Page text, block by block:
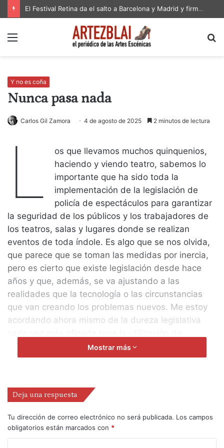
El Festival Retina da el salto a Barcelona y Madrid y firma su edición más ambiciosa en Zaragoza
Menú
Y no es coña
Nunca pasa nada
Carlos Gil Zamora 4 de agosto de 2025 2 minutos de lectura
L
os que llevamos muchos quinquenios,
haciendo y viendo teatro, sabemos lo
importante que ha sido toda la
implementación de la legislación de
policía de espectáculos para garantizar
la seguridad de los públicos y los trabajadores de
los teatros, salas y lugares donde se realizan
eventos de toda índole. Es algo que se nos olvida,
que parece que se toman las medidas por inercia,
pero es cierto que existe legislación desde hace
años y que, además, se va ajustando a las
realidades que la tecnología o las circunstancias
que van creando los problemas nuevos. Me estoy
acordando ahora mismo de la dureza legislativa
pirotecnia en espectáculos de calle. Y así hasta lo
más inverosímil, casi siempre fruto de alguna
legisladores y los técnicos especializados en este
tipo de seguridad.
Hay salas y teatros en los que al entrar paso unos
segundos o minutos con cierta ansiedad debido a
Mostrar más
Deja una respuesta
Tu dirección de correo electrónico no será publicada. Los campos
obligatorios están marcados con *